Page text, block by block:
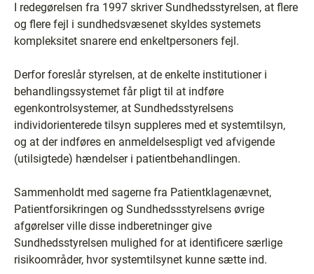
I redegørelsen fra 1997 skriver Sundhedsstyrelsen, at flere
og flere fejl i sundhedsvæsenet skyldes systemets
kompleksitet snarere end enkeltpersoners fejl.
Derfor foreslår styrelsen, at de enkelte institutioner i
behandlingssystemet får pligt til at indføre
egenkontrolsystemer, at Sundhedsstyrelsens
individorienterede tilsyn suppleres med et systemtilsyn,
og at der indføres en anmeldelsespligt ved afvigende
(utilsigtede) hændelser i patientbehandlingen.
Sammenholdt med sagerne fra Patientklagenævnet,
Patientforsikringen og Sundhedssstyrelsens øvrige
afgørelser ville disse indberetninger give
Sundhedsstyrelsen mulighed for at identificere særlige
risikoområder, hvor systemtilsynet kunne sætte ind.